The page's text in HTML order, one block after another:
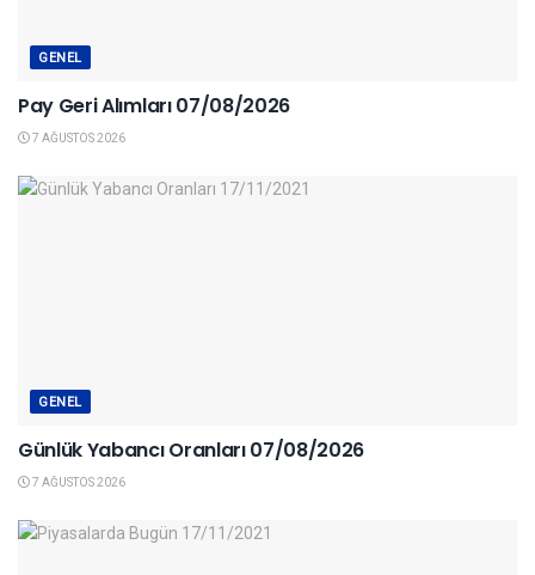
GENEL
Pay Geri Alımları 07/08/2026
7 AĞUSTOS 2026
GENEL
Günlük Yabancı Oranları 07/08/2026
7 AĞUSTOS 2026